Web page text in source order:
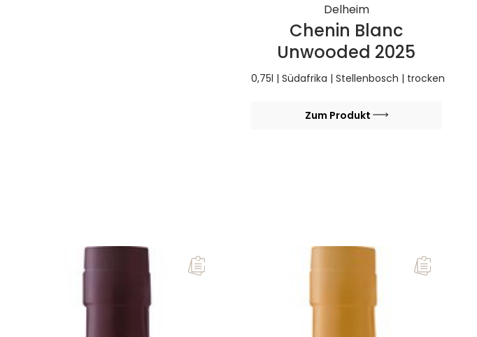
Delheim
Chenin Blanc
Unwooded 2025
0,75l | Südafrika | Stellenbosch | trocken
Zum Produkt